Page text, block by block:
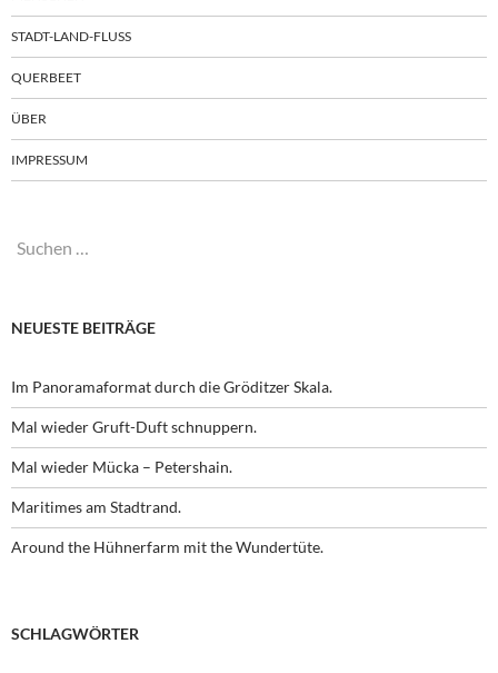
STADT-LAND-FLUSS
QUERBEET
ÜBER
IMPRESSUM
Suchen
NEUESTE BEITRÄGE
Im Panoramaformat durch die Gröditzer Skala.
Mal wieder Gruft-Duft schnuppern.
Mal wieder Mücka – Petershain.
Maritimes am Stadtrand.
Around the Hühnerfarm mit the Wundertüte.
SCHLAGWÖRTER